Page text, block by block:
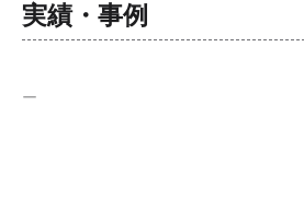
実績・事例
ー